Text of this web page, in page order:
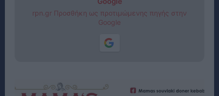
rpn.gr Προσθήκη ως προτιμώμενης πηγής στην
Google